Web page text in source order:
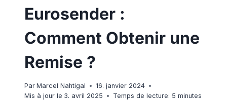
Eurosender :
Comment Obtenir une
Remise ?
Par Marcel Nahtigal
16. janvier 2024
Mis à jour le 3. avril 2025 Temps de lecture: 5minutes